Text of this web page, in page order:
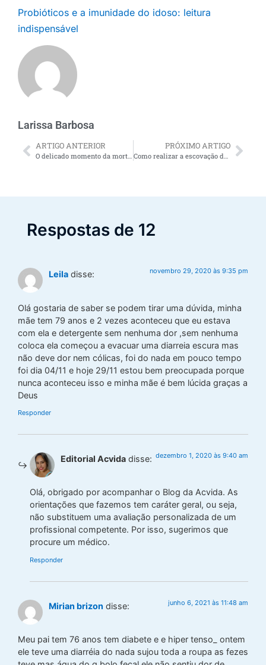
Probióticos e a imunidade do idoso: leitura
indispensável
Larissa Barbosa
ARTIGO ANTERIOR
O delicado momento da morte do idoso (Reflexão)
PRÓXIMO ARTIGO
Como realizar a escovação de dentes com dicas de um dentista para idosos
Respostas de 12
Leila disse: novembro 29, 2020 às 9:35 pm
Olá gostaria de saber se podem tirar uma dúvida, minha
mãe tem 79 anos e 2 vezes aconteceu que eu estava
com ela e detergente sem nenhuma dor ,sem nenhuma
coloca ela começou a evacuar uma diarreia escura mas
não deve dor nem cólicas, foi do nada em pouco tempo
foi dia 04/11 e hoje 29/11 estou bem preocupada porque
nunca aconteceu isso e minha mãe é bem lúcida graças a
Deus
Responder
Editorial Acvida disse: dezembro 1, 2020 às 9:40 am
Olá, obrigado por acompanhar o Blog da Acvida. As
orientações que fazemos tem caráter geral, ou seja,
não substituem uma avaliação personalizada de um
profissional competente. Por isso, sugerimos que
procure um médico.
Responder
Mirian brizon disse: junho 6, 2021 às 11:48 am
Meu pai tem 76 anos tem diabete e e hiper tenso_ ontem
ele teve uma diarréia do nada sujou toda a roupa as fezes